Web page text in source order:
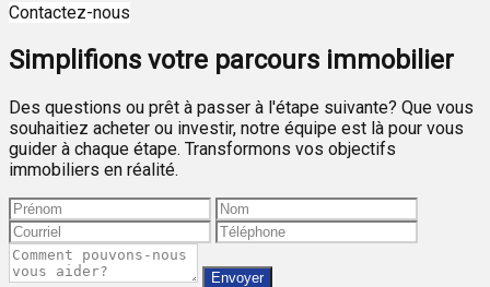
Contactez-nous
Simplifions votre parcours immobilier
Des questions ou prêt à passer à l'étape suivante? Que vous
souhaitiez acheter ou investir, notre équipe est là pour vous
guider à chaque étape. Transformons vos objectifs
immobiliers en réalité.
Envoyer